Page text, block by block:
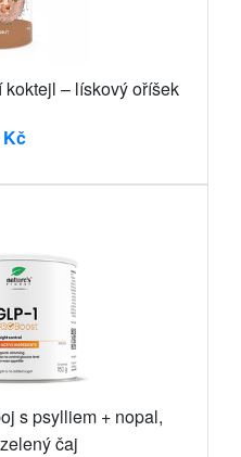
– lískový oříšek
Kč
s psylliem + nopal,
čaj